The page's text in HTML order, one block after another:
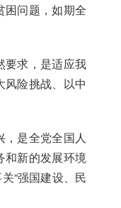
困问题，如期全
要求，是适应我
险挑战、以中
是全党全国人
和新的发展环境
“强国建设、民